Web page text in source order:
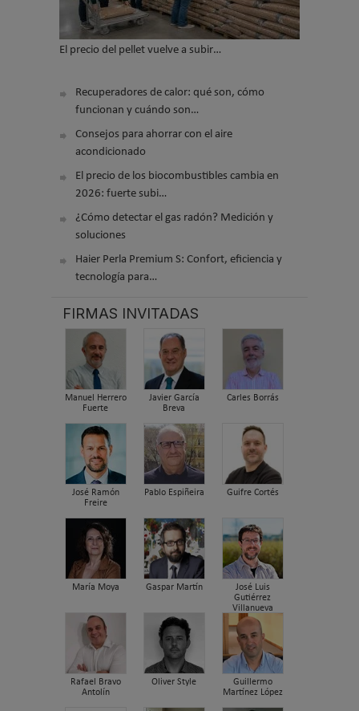
El precio del pellet vuelve a subir…
Recuperadores de calor: qué son, cómo
funcionan y cuándo son…
Consejos para ahorrar con el aire
acondicionado
El precio de los biocombustibles cambia en
2026: fuerte subi…
¿Cómo detectar el gas radón? Medición y
soluciones
Haier Perla Premium S: Confort, eficiencia y
tecnología para…
FIRMAS INVITADAS
Manuel Herrero
Fuerte
Javier García
Breva
Carles Borrás
José Ramón
Freire
Pablo Espiñeira Guifre Cortés
María Moya Gaspar Martín
José Luis
Gutiérrez
Villanueva
Rafael Bravo
Antolín
Oliver Style
Guillermo
Martínez López